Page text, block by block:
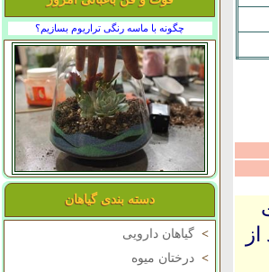
چگونه با ماسه رنگی تراریوم بسازیم؟
دسته بندی گیاهان
> گیاهان دارویی
> درختان میوه